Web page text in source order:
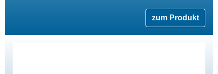
zum Produkt